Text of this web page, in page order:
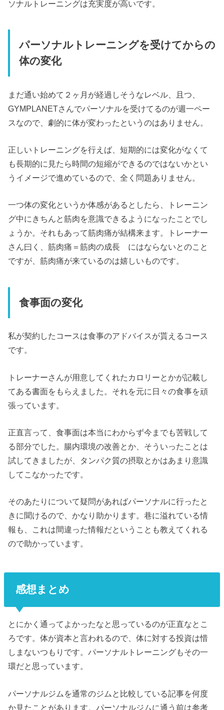
ソナルトレーニングは充実度が高いです。
パーソナルトレーニングを受けてからの
体の変化
まだ通い始めて２ヶ月が経過しそうなレベル、且つ、
GYMPLANETさんでパーソナルを受けてるのが週一ペー
スなので、劇的に体が変わったというのはありません。
正しいトレーニングを行えば、短期的には変化がなくて
も長期的に見たら時間の短縮ができるのではないかとい
うイメージで進めているので、全く問題ありません。
一つ体の変化というか体感があるとしたら、トレーニン
グ中にきちんと筋肉を意識できるようになったことでし
ょうか。それもあって筋肉痛が結構来ます。トレーナー
さん曰く、筋肉痛＝筋肉の成長 にはならないとのこと
ですが、筋肉痛が来ているのは嬉しいものです。
食事面の変化
私が契約したコースは食事のアドバイスが貰えるコース
です。
トレーナーさんが用意してくれたカロリーとかが記載し
てある書面をもらえました。それを元に日々の食事を頑
張っています。
正直言って、食事面は本当にわからず今までも苦戦して
る部分でした。腸内環境の改善とか、そういったことは
試してきましたが、タンパク質の摂取とかはあまり意識
してこなかったです。
そのあたりについて疑問があればパーソナルに行ったと
きに聞けるので、かなり助かります。巷に溢れている情
報も、これは間違った情報だということも教えてくれる
ので助かっています。
感想まとめ
とにかく通ってよかったなと思っているのが正直なとこ
ろです。体が資本と言われるので、体に対する投資は惜
しまないつもりです。パーソナルトレーニングもその一
環だと思っています。
パーソナルジムを通常のジムと比較している記事を何度
か見たことがあります。パーソナルジムに通う前は参考